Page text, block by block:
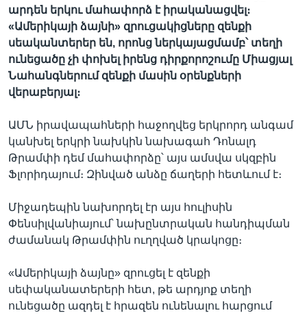
արդեն երկու մահափորձ է իրականացվել։
«Ամերիկայի ձայնի» զրուցակիցները զենքի
սեականտերեր են, որոնց ներկայացմամբ՝ տեղի
ունեցածը չի փոխել իրենց դիրքորոշումը Միացյալ
Նահանգներում զենքի մասին օրենքների
վերաբերյալ։
ԱՄՆ իրավապահների հաջողվեց երկրորդ անգամ
կանխել երկրի նախկին նախագահ Դոնալդ
Թրամփի դեմ մահափորձը՝ այս ամսվա սկզբին
Ֆլորիդայում։ Զինված անձը ճաղերի հետևում է։
Միջադեպին նախորդել էր այս հուլիսին
Փենսիլվանիայում՝ նախընտրական հանդիպման
ժամանակ Թրամփին ուղղված կրակոցը։
«Ամերիկայի ձայնը» զրուցել է զենքի
սեփականատերերի հետ, թե արդյոք տեղի
ունեցածը ազդել է հրազեն ունենալու հարցում